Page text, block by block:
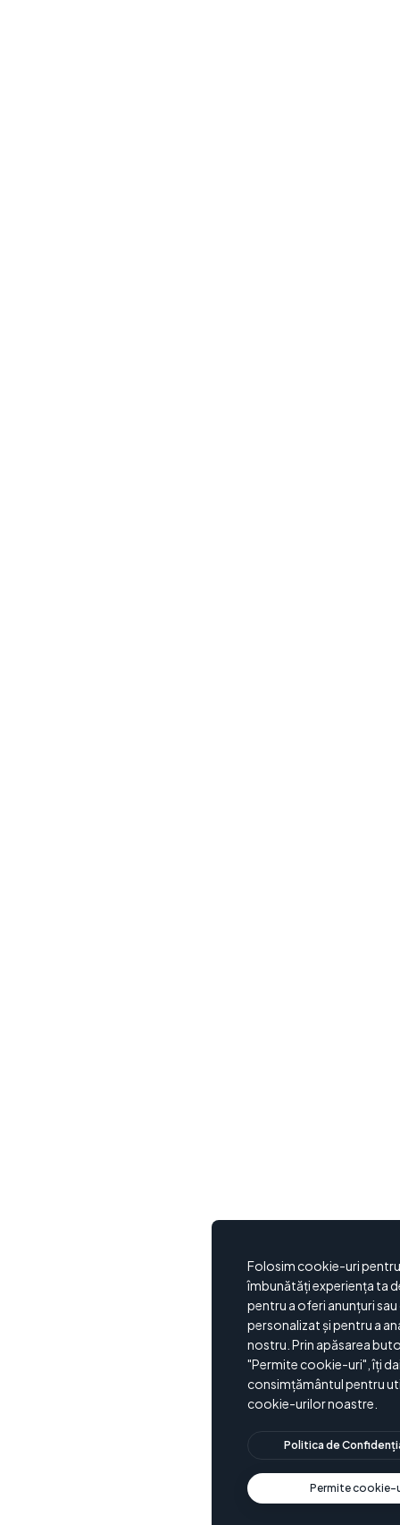
Folosim cookie-uri
îmbunătăți experiența ta
pentru a oferi anunțuri
personalizat și pentru a
nostru. Prin apăsarea
"Permite cookie-uri", îți
consimțământul pentru
cookie-urilor noastre.
Politica de
Permite cookie-